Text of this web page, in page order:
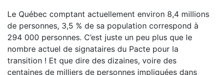
Le Québec comptant actuellement environ 8,4 millions
de personnes, 3,5 % de sa population correspond à
294 000 personnes. C’est juste un peu plus que le
nombre actuel de signataires du Pacte pour la
transition ! Et que dire des dizaines, voire des
centaines de milliers de personnes impliquées dans